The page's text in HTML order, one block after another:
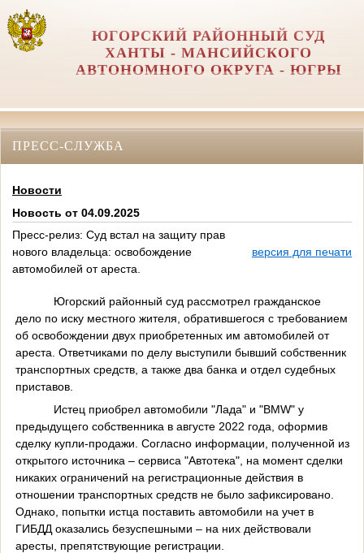
ЮГОРСКИЙ РАЙОННЫЙ СУД
ХАНТЫ - МАНСИЙСКОГО
АВТОНОМНОГО ОКРУГА - ЮГРЫ
ПРЕСС-СЛУЖБА
Новости
Новость от 04.09.2025
Пресс-релиз: Суд встал на защиту прав
нового владельца: освобождение
автомобилей от ареста.
версия для печати
Югорский районный суд рассмотрел гражданское
дело по иску местного жителя, обратившегося с требованием
об освобождении двух приобретенных им автомобилей от
ареста. Ответчиками по делу выступили бывший собственник
транспортных средств, а также два банка и отдел судебных
приставов.
Истец приобрел автомобили "Лада" и "BMW" у
предыдущего собственника в августе 2022 года, оформив
сделку купли-продажи. Согласно информации, полученной из
открытого источника – сервиса "Автотека", на момент сделки
никаких ограничений на регистрационные действия в
отношении транспортных средств не было зафиксировано.
Однако, попытки истца поставить автомобили на учет в
ГИБДД оказались безуспешными – на них действовали
аресты, препятствующие регистрации.